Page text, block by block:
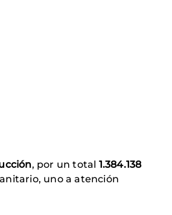
, por un total 1.384.138
uno a atención